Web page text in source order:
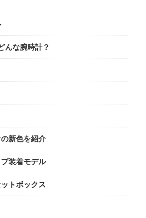
んな腕時計？
新色を紹介
装着モデル
トボックス